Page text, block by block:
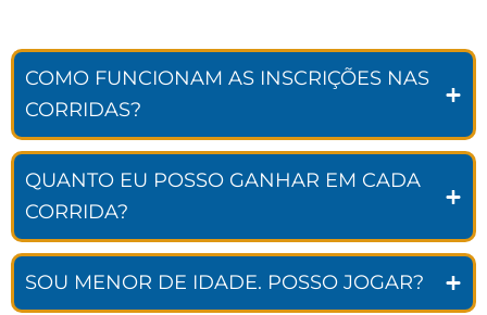
COMO FUNCIONAM AS INSCRIÇÕES NAS
CORRIDAS?
QUANTO EU POSSO GANHAR EM CADA
CORRIDA?
SOU MENOR DE IDADE. POSSO JOGAR?